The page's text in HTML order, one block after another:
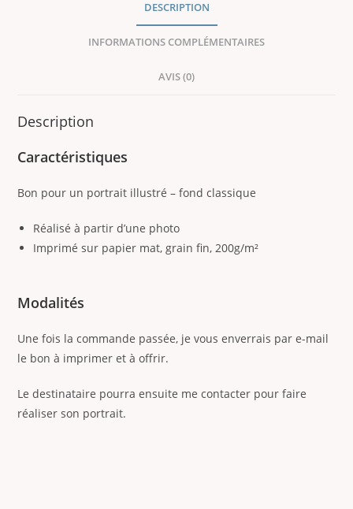
DESCRIPTION
INFORMATIONS COMPLÉMENTAIRES
AVIS (0)
Description
Caractéristiques
Bon pour un portrait illustré – fond classique
Réalisé à partir d’une photo
Imprimé sur papier mat, grain fin, 200g/m²
Modalités
Une fois la commande passée, je vous enverrais par e-mail
le bon à imprimer et à offrir.
Le destinataire pourra ensuite me contacter pour faire
réaliser son portrait.